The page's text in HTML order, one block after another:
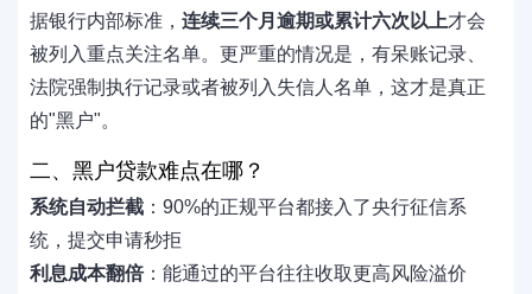
据银行内部标准， 连续三个月逾期或累计六次以上才会
被列入重点关注名单。更严重的情况是，有呆账记录、
法院强制执行记录或者被列入失信人名单，这才是真正
的"黑户"。
二、黑户贷款难点在哪？
系统自动拦截 ：90%的正规平台都接入了央行征信系
统，提交申请秒拒
利息成本翻倍：能通过的平台往往收取更高风险溢价